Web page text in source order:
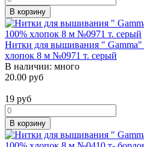
В корзину
Нитки для вышивания " Gamma"
хлопок 8 м №0971 т. серый
В наличии: много
20.00 руб
19 руб
В корзину